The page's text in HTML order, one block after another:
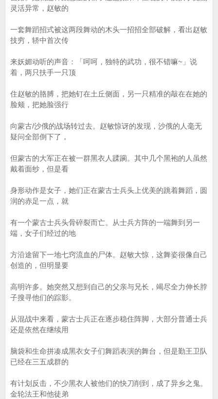
灵活异常，赵敏的
一套舞蹈招式被这两段舞动的木头一招招全部破解，看出赵敏
技穷，轿中首次传
来妖媚动听的声音：「呵呵，独特的武功，很不错嘛~」说
着，两只扶手一只顶
住赵敏的胳膊，把她钉在土丘侧面，另一只精准的敲在在她的
脸颊，把她脸强行
向蒙古/沙俄的战场转过去。赵敏惊讶的发现，沙俄的人毫无
疑问全部倒下了，
但蒙古的大军正在被一群黑衣人蹂躏。其中几个黑袍的人虽然
戴着面纱，但是看
身形动作是女子，她们正在蒙古士兵头上优美的跳着舞蹈，圆
润的赤足一点，就
有一个蒙古士兵头骨碎裂而亡。从士兵方阵的一端舞到另一
端，女子们经过的地
方沿途留下一地七窍流血的尸体。赵敏大惊，这舞姿很像自己
创造的，但明显要
高明许多。她突然又想到自己的父亲与兄长，竭尽全力伸长脖
子搜寻他们的踪影。
从混战中来看，蒙古士兵正在逐步稳住阵脚，大部分普通士兵
还是依然在继续用
脑袋和生命拼凑成黑衣女子们舞蹈表演的舞台，但是勤王卫队
已经在三五成群的
有计划反击，不少黑衣人被他们的快刀削到，成了异乡之鬼。
金轮法王和他徒弟